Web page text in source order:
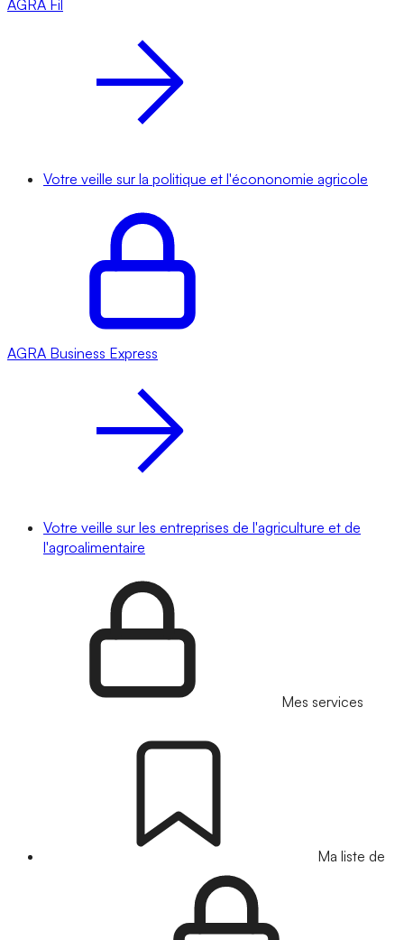
AGRA Fil
Votre veille sur la politique et l'écononomie agricole
AGRA Business Express
Votre veille sur les entreprises de l'agriculture et de
l'agroalimentaire
Mes services
Ma liste de